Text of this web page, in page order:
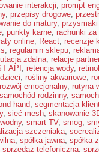
interakcji, prompt
, przepisy drogowe,
do matury,
, punkty karne, rachunki za
online, React, recenzje
, regulamin sklepu,
zdalna, relacje
API , retencja wody, retinol
, rośliny akwariowe,
rozwój emocjonalny, rutyna
samochód rodzinny,
hand, segmentacja
, sieć mesh, skanowanie
, smart TV, smog,
szczeniaka,
, spółka jawna, spółka
sprzedaż telefoniczna,